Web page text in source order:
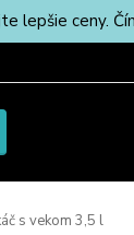
lepšie ceny.
s vekom 3,5 l